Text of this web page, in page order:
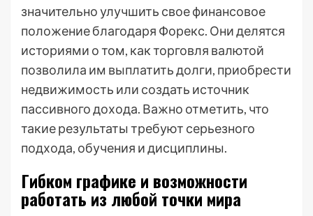
значительно улучшить свое финансовое
положение благодаря Форекс. Они делятся
историями о том, как торговля валютой
позволила им выплатить долги, приобрести
недвижимость или создать источник
пассивного дохода. Важно отметить, что
такие результаты требуют серьезного
подхода, обучения и дисциплины.
Гибком графике и возможности
работать из любой точки мира